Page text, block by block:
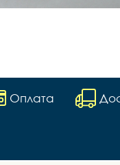
Оплата